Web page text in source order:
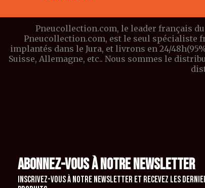
Pneucollection.com, le leader français
Pneucollection.com, est le seul spécialiste
implantés dans le Jura, et livrons en 24/
Suisse, Allemagne, etc.. Nous sommes le
ABONNEZ-VOUS À NOTRE NEWSLETTER
Inscrivez-vous à notre newsletter et recevez les